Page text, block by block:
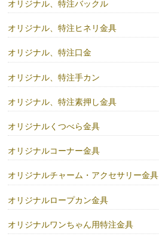
オリジナル、特注バックル
オリジナル、特注ヒネリ金具
オリジナル、特注口金
オリジナル、特注手カン
オリジナル、特注素押し金具
オリジナルくつべら金具
オリジナルコーナー金具
オリジナルチャーム・アクセサリー金具
オリジナルロープカン金具
オリジナルワンちゃん用特注金具